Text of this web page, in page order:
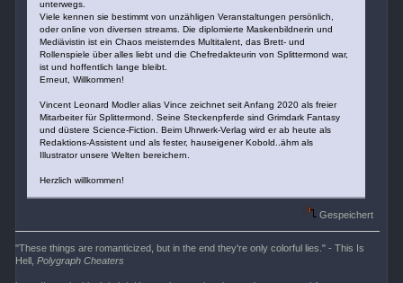
unterwegs.
Viele kennen sie bestimmt von unzähligen Veranstaltungen persönlich,
oder online von diversen streams. Die diplomierte Maskenbildnerin und
Mediävistin ist ein Chaos meisterndes Multitalent, das Brett- und
Rollenspiele über alles liebt und die Chefredakteurin von Splittermond war,
ist und hoffentlich lange bleibt.
Erneut, Willkommen!
Vincent Leonard Modler alias Vince zeichnet seit Anfang 2020 als freier
Mitarbeiter für Splittermond. Seine Steckenpferde sind Grimdark Fantasy
und düstere Science-Fiction. Beim Uhrwerk-Verlag wird er ab heute als
Redaktions-Assistent und als fester, hauseigener Kobold..ähm als
Illustrator unsere Welten bereichern.
Herzlich willkommen!
Gespeichert
"These things are romanticized, but in the end they're only colorful lies." - This Is
Hell,Polygraph Cheaters